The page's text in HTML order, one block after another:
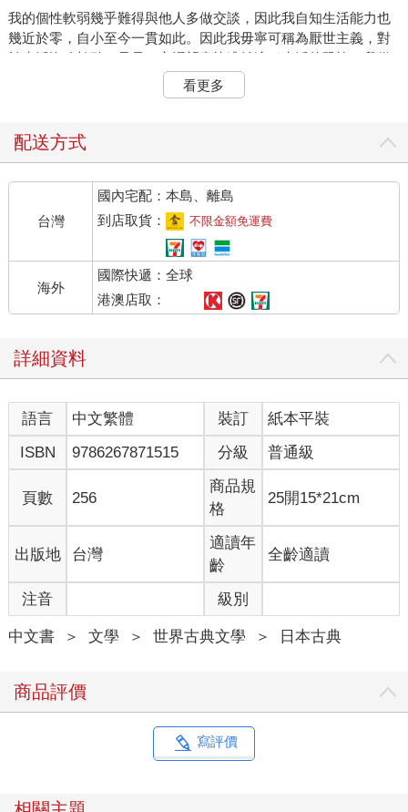
我的個性軟弱幾乎難得與他人多做交談，因此我自知生活能力也
幾近於零，自小至今一貫如此。因此我毋寧可稱為厭世主義，對
於生活沒啥幹勁，只是一心渴望盡快逃離這種生活的恐怖。我從
小一直在想的，都是如何告別人世的念頭。
乃至對故鄉的概念，總覺得似乎已在內心牢牢扎根難以動搖。
我在自己的作品中，或許看似炫耀自己生長的家庭，但反過來，
我對家中事其實多有顧慮，幾乎只提及一半，不，甚至更羞於談
見微知著，我總覺得自己因此遭人指責、仇視，這樣的恐懼縈繞
不去。為此我刻意過著最下等的生活，或者刻意保持再怎麼污穢
亦以平常心看待的心態，但我居然連腰帶都不會自己綁。
其實是我軟弱的主因，為此不知有多少次都想把自己身上穿戴的
東西全部拋棄送給他人。
即便拿戀愛來說也是，偶爾當然也會遇上女人主動示好，但我不
希望別人以為，我只是因為生在有錢人家才得到女人的青睞，因
此就連戀愛也曾多次主動放棄。
我的兄長如今是青森縣的民選縣長，只要跟女人這麼提一句，別
人就會以為我仗勢拐騙女人，所以我反而成天作戲似地，為了讓
自己看起來沒出息，付出堪稱愚蠢的努力。這點連我自己都吃不
消，至今尚未發現解決之道。
文壇生活？……
我還在東大法文科瞎混的二十五歲當時，改造社發行的《文藝》
雜誌叫我寫點短篇，那時，我把手邊現有的〈逆行〉這個短篇寄
紙廣告上，後來更入選第一屆芥川獎決選名單。
表了〈小丑之花〉。受到佐藤春夫老師的讚揚，之後，得以在文
學雜誌上陸續發表作品。
於是我自己也開始懷抱一絲冀望，心想自己或許也能過起文壇生
看更多
配送方式
台灣
國內宅配：本島、離島
到店取貨：
不限金額免運費
海外
國際快遞：全球
港澳店取：
詳細資料
語言 中文繁體 裝訂
紙本平裝
ISBN
9786267871515 分級 普通級
頁數 256
商品規
格
25開15*21cm
出版地 台灣
適讀年
齡
全齡適讀
注音 級別
中文書 ＞ 文學 ＞ 世界古典文學 ＞ 日本古典
商品評價
寫評價